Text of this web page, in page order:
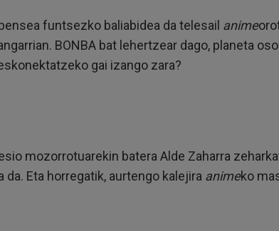
funtsezko baliabidea da telesail anime
BONBA bat lehertzear dago, planeta
gai izango zara?
mozorrotuarekin batera Alde Zaharra
Eta horregatik, aurtengo kalejira animeko